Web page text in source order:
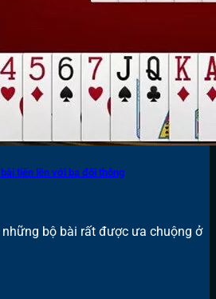
tiến lên với ba đôi thông
bộ bài rất được ưa chuộng ở